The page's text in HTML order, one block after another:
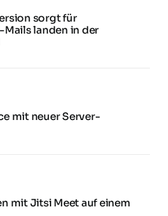
sorgt für
Mails landen in der
mit neuer Server-
mit Jitsi Meet auf einem